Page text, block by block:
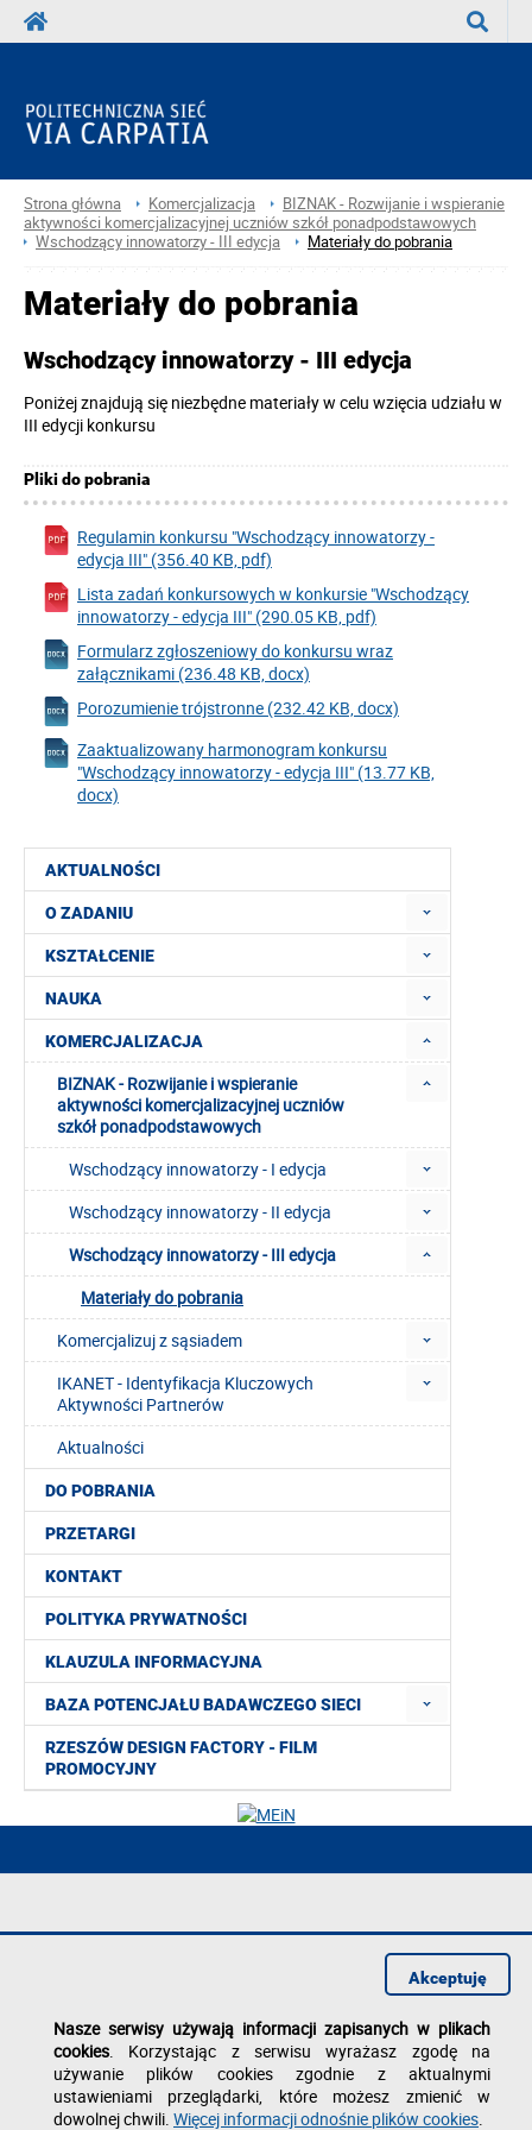
Strona główna Komercjalizacja
BIZNAK - Rozwijanie i wspieranie
aktywności komercjalizacyjnej uczniów szkół ponadpodstawowych
Wschodzący innowatorzy - III edycja
Materiały do pobrania
AKTUALNOŚCI
O ZADANIU
KSZTAŁCENIE
NAUKA
KOMERCJALIZACJA
BIZNAK - Rozwijanie i wspieranie
aktywności komercjalizacyjnej uczniów
szkół ponadpodstawowych
Wschodzący innowatorzy - I edycja
Wschodzący innowatorzy - II edycja
Wschodzący innowatorzy - III edycja
Materiały do pobrania
Komercjalizuj z sąsiadem
IKANET - Identyfikacja Kluczowych
Aktywności Partnerów
Aktualności
DO POBRANIA
PRZETARGI
KONTAKT
POLITYKA PRYWATNOŚCI
KLAUZULA INFORMACYJNA
BAZA POTENCJAŁU BADAWCZEGO SIECI
RZESZÓW DESIGN FACTORY - FILM
PROMOCYJNY
Materiały do pobrania
Wschodzący innowatorzy - III edycja
Poniżej znajdują się niezbędne materiały w celu wzięcia udziału w
III edycji konkursu
Pliki do pobrania
Regulamin konkursu "Wschodzący innowatorzy -
edycja III" (356.40 KB, pdf)
Lista zadań konkursowych w konkursie "Wschodzący
innowatorzy - edycja III" (290.05 KB, pdf)
Formularz zgłoszeniowy do konkursu wraz
załącznikami (236.48 KB, docx)
Porozumienie trójstronne (232.42 KB, docx)
Zaaktualizowany harmonogram konkursu
"Wschodzący innowatorzy - edycja III" (13.77 KB,
docx)
Deklaracja dostępności
Nasze serwisy używają informacji zapisanych w plikach
cookies. Korzystając z serwisu wyrażasz zgodę na
używanie plików cookies zgodnie z aktualnymi
ustawieniami przeglądarki, które możesz zmienić w
dowolnej chwili. Więcej informacji odnośnie plików cookies.
Akceptuję